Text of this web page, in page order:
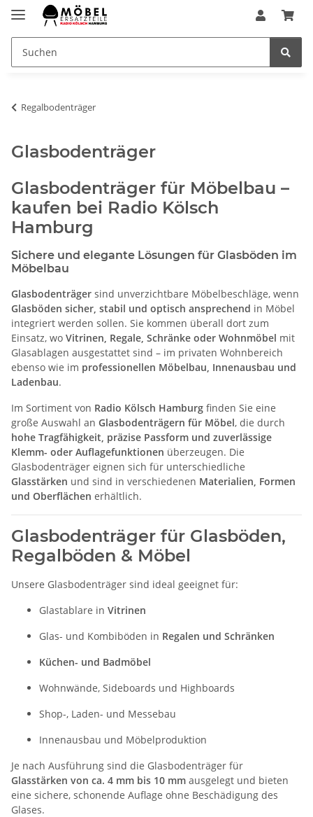
Regalbodenträger
Glasbodenträger
Glasbodenträger für Möbelbau –
kaufen bei Radio Kölsch
Hamburg
Sichere und elegante Lösungen für Glasböden im
Möbelbau
Glasbodenträger sind unverzichtbare Möbelbeschläge, wenn
Glasböden sicher, stabil und optisch ansprechend in Möbel
integriert werden sollen. Sie kommen überall dort zum
Einsatz, wo Vitrinen, Regale, Schränke oder Wohnmöbel mit
Glasablagen ausgestattet sind – im privaten Wohnbereich
ebenso wie im professionellen Möbelbau, Innenausbau und
Ladenbau.
Im Sortiment von Radio Kölsch Hamburg finden Sie eine
große Auswahl an Glasbodenträgern für Möbel, die durch
hohe Tragfähigkeit, präzise Passform und zuverlässige
Klemm- oder Auflagefunktionen überzeugen. Die
Glasbodenträger eignen sich für unterschiedliche
Glasstärken und sind in verschiedenen Materialien, Formen
und Oberflächen erhältlich.
Glasbodenträger für Glasböden,
Regalböden & Möbel
Unsere Glasbodenträger sind ideal geeignet für:
Glastablare in Vitrinen
Glas- und Kombiböden in Regalen und Schränken
Küchen- und Badmöbel
Wohnwände, Sideboards und Highboards
Shop-, Laden- und Messebau
Innenausbau und Möbelproduktion
Je nach Ausführung sind die Glasbodenträger für
Glasstärken von ca. 4 mm bis 10 mm ausgelegt und bieten
eine sichere, schonende Auflage ohne Beschädigung des
Glases.